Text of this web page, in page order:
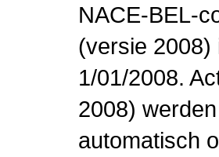
NACE-BEL-
(versie 2008)
1/01/2008.
2008)
automatisch